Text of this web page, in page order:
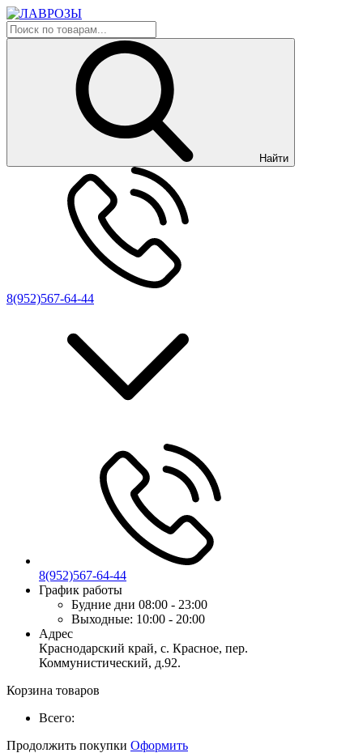
Найти
8(952)567-64-44
8(952)567-64-44
График работы
Будние дни 08:00 - 23:00
Выходные: 10:00 - 20:00
Адрес
Краснодарский край, с. Красное, пер.
Коммунистический, д.92.
Корзина товаров
Всего:
Продолжить покупки Оформить